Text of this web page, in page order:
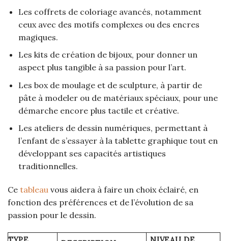
Les coffrets de coloriage avancés, notamment
ceux avec des motifs complexes ou des encres
magiques.
Les kits de création de bijoux, pour donner un
aspect plus tangible à sa passion pour l’art.
Les box de moulage et de sculpture, à partir de
pâte à modeler ou de matériaux spéciaux, pour une
démarche encore plus tactile et créative.
Les ateliers de dessin numériques, permettant à
l’enfant de s’essayer à la tablette graphique tout en
développant ses capacités artistiques
traditionnelles.
Ce tableau vous aidera à faire un choix éclairé, en
fonction des préférences et de l’évolution de sa
passion pour le dessin.